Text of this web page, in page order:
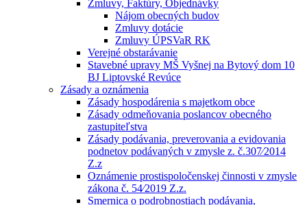
Zmluvy, Faktúry, Objednávky
Nájom obecných budov
Zmluvy dotácie
Zmluvy ÚPSVaR RK
Verejné obstarávanie
Stavebné upravy MŠ Vyšnej na Bytový dom 10
BJ Liptovské Revúce
Zásady a oznámenia
Zásady hospodárenia s majetkom obce
Zásady odmeňovania poslancov obecného
zastupiteľstva
Zásady podávania, preverovania a evidovania
podnetov podávaných v zmysle z. č.307⁄2014
Z.z
Oznámenie prostispoločenskej činnosti v zmysle
zákona č. 54⁄2019 Z.z.
Smernica o podrobnostiach podávania,